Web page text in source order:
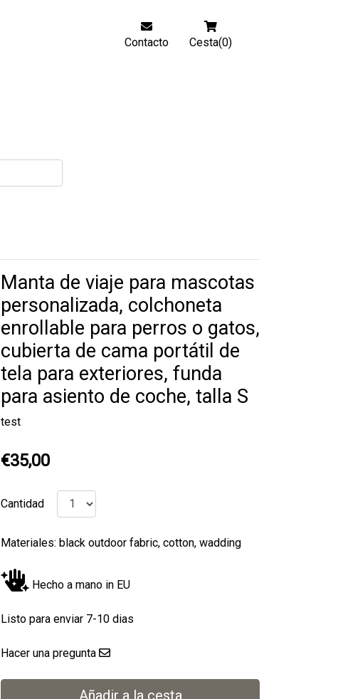
Contacto Cesta(0)
Manta de viaje para mascotas
personalizada, colchoneta
enrollable para perros o gatos,
cubierta de cama portátil de
tela para exteriores, funda
para asiento de coche, talla S
test
€35,00
Cantidad
Materiales: black outdoor fabric, cotton, wadding
Hecho a mano in EU
Listo para enviar 7-10 dias
Hacer una pregunta